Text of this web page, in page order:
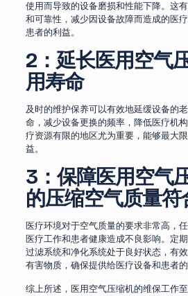
使用而导致的设备磨损和性能下降。这
和可靠性，减少因设备故障而造成的医
患者的利益。
2：延长医用空气
用寿命
及时的维护保养可以有效地延缓设备的
命，减少设备更换的频率，降低医疗机
疗资源有限的地区尤为重要，能够最大
益。
3：保障医用空气
的压缩空气质量
医疗环境对于空气质量的要求非常高，
医疗工作和患者健康造成不良影响。定
过滤系统和净化系统处于良好状态，有
有害物质，确保提供给医疗设备和患者的
综上所述，医用空气压缩机的维保工作